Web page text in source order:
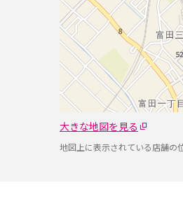
大きな地図を見る
地図上に表示されている店舗の